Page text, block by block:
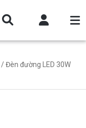
/ Đèn đường LED 30W